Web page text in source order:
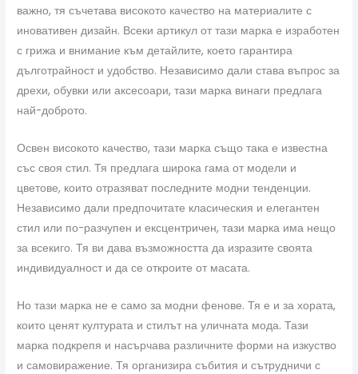
важно, тя съчетава високото качество на материалите с
иновативен дизайн. Всеки артикул от тази марка е изработен
с грижа и внимание към детайлите, което гарантира
дълготрайност и удобство. Независимо дали става въпрос за
дрехи, обувки или аксесоари, тази марка винаги предлага
най-доброто.
Освен високото качество, тази марка също така е известна
със своя стил. Тя предлага широка гама от модели и
цветове, които отразяват последните модни тенденции.
Независимо дали предпочитате класическия и елегантен
стил или по-разчупен и ексцентричен, тази марка има нещо
за всекиго. Тя ви дава възможността да изразите своята
индивидуалност и да се откроите от масата.
Но тази марка не е само за модни фенове. Тя е и за хората,
които ценят културата и стилът на уличната мода. Тази
марка подкрепя и насърчава различните форми на изкуство
и самовиражение. Тя организира събития и сътрудничи с